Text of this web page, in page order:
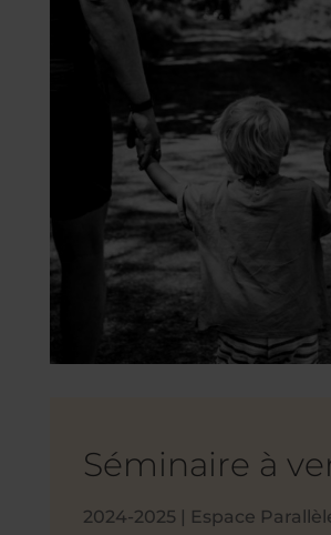
Séminaire à
2024-2025 | Espace